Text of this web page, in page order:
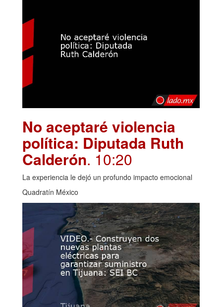
No aceptaré violencia
política: Diputada Ruth
Calderón. 10:20
La experiencia le dejó un profundo impacto emocional
Quadratín México